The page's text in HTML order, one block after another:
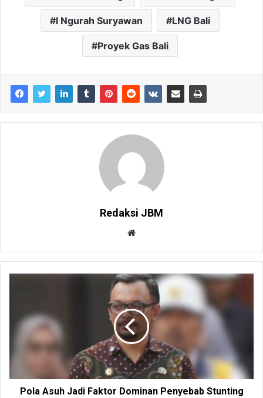
I Ngurah Suryawan LNG Bali
Proyek Gas Bali
Redaksi JBM
b
s
i
t
e
Pola Asuh Jadi Faktor Dominan Penyebab Stunting